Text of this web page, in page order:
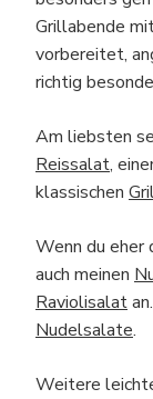
Grillabende
vorbereitet,
richtig
Am liebsten
Reissalat,
klassischen
Wenn du eher
auch meinen
Raviolisalat
Nudelsalate.
Weitere